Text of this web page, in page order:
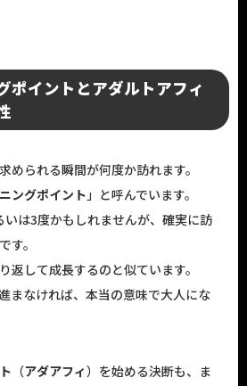
ポイントとアダルトアフィ
められる瞬間が何度か訪れます。
ングポイント」と呼んでいます。
いは3度かもしれませんが、確実に訪
す。
返して成長するのと似ています。
まなければ、本当の意味で大人にな
（アダアフィ）を始める決断も、ま